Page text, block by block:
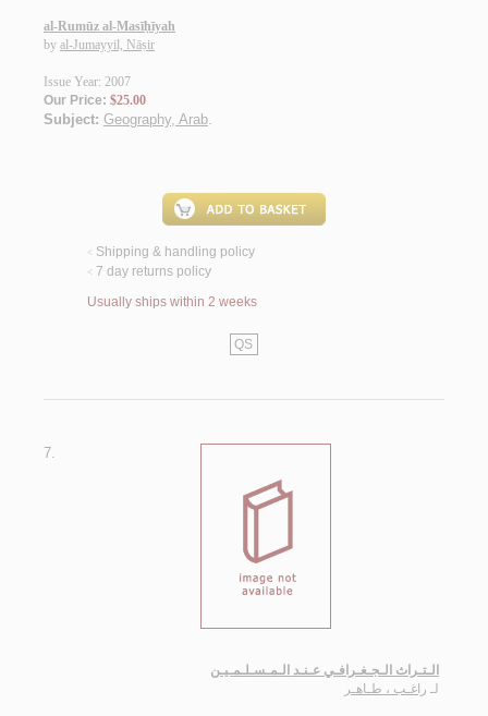
al-Rumūz al-Masīḥīyah
by al-Jumayyil, Nāṣir
Issue Year: 2007
Our Price: $25.00
Subject: Geography, Arab.
< Shipping & handling policy
< 7 day returns policy
Usually ships within 2 weeks
QS
7.
الـتـراث الـجـغـرافـي عـنـد الـمـسـلـمـيـن
لـ راغـب ، طـاهـر